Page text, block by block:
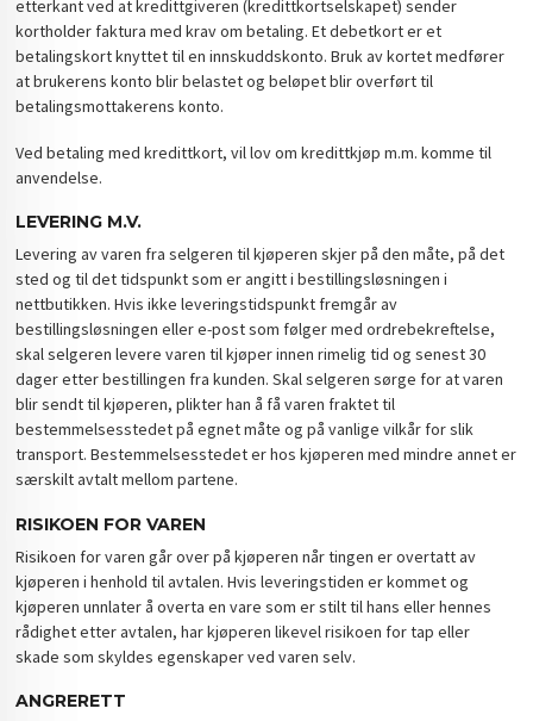
etterkant ved at kredittgiveren (kredittkortselskapet) sender
kortholder faktura med krav om betaling. Et debetkort er et
betalingskort knyttet til en innskuddskonto. Bruk av kortet medfører
at brukerens konto blir belastet og beløpet blir overført til
betalingsmottakerens konto.
Ved betaling med kredittkort, vil lov om kredittkjøp m.m. komme til
anvendelse.
LEVERING M.V.
Levering av varen fra selgeren til kjøperen skjer på den måte, på det
sted og til det tidspunkt som er angitt i bestillingsløsningen i
nettbutikken. Hvis ikke leveringstidspunkt fremgår av
bestillingsløsningen eller e-post som følger med ordrebekreftelse,
skal selgeren levere varen til kjøper innen rimelig tid og senest 30
dager etter bestillingen fra kunden. Skal selgeren sørge for at varen
blir sendt til kjøperen, plikter han å få varen fraktet til
bestemmelsesstedet på egnet måte og på vanlige vilkår for slik
transport. Bestemmelsesstedet er hos kjøperen med mindre annet er
særskilt avtalt mellom partene.
RISIKOEN FOR VAREN
Risikoen for varen går over på kjøperen når tingen er overtatt av
kjøperen i henhold til avtalen. Hvis leveringstiden er kommet og
kjøperen unnlater å overta en vare som er stilt til hans eller hennes
rådighet etter avtalen, har kjøperen likevel risikoen for tap eller
skade som skyldes egenskaper ved varen selv.
ANGRERETT